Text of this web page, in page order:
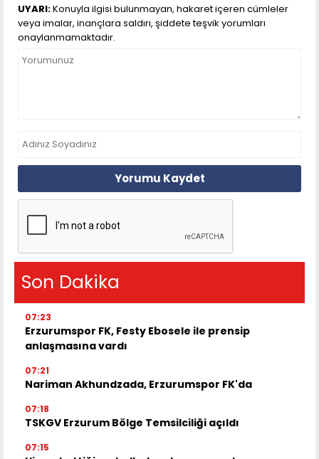
UYARI:Konuyla ilgisi bulunmayan, hakaret içeren cümleler
veya imalar, inançlara saldırı, şiddete teşvik yorumları
onaylanmamaktadır.
Yorumu Kaydet
Son Dakika
07:23
Erzurumspor FK, Festy Ebosele ile prensip
anlaşmasına vardı
07:21
Nariman Akhundzada, Erzurumspor FK'da
07:18
TSKGV Erzurum Bölge Temsilciliği açıldı
07:15